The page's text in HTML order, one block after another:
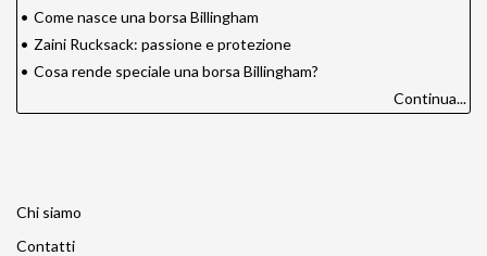
• Come nasce una borsa Billingham
• Zaini Rucksack: passione e protezione
• Cosa rende speciale una borsa Billingham?
Continua...
Chi siamo
Contatti